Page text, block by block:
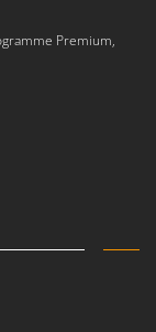
Premium,